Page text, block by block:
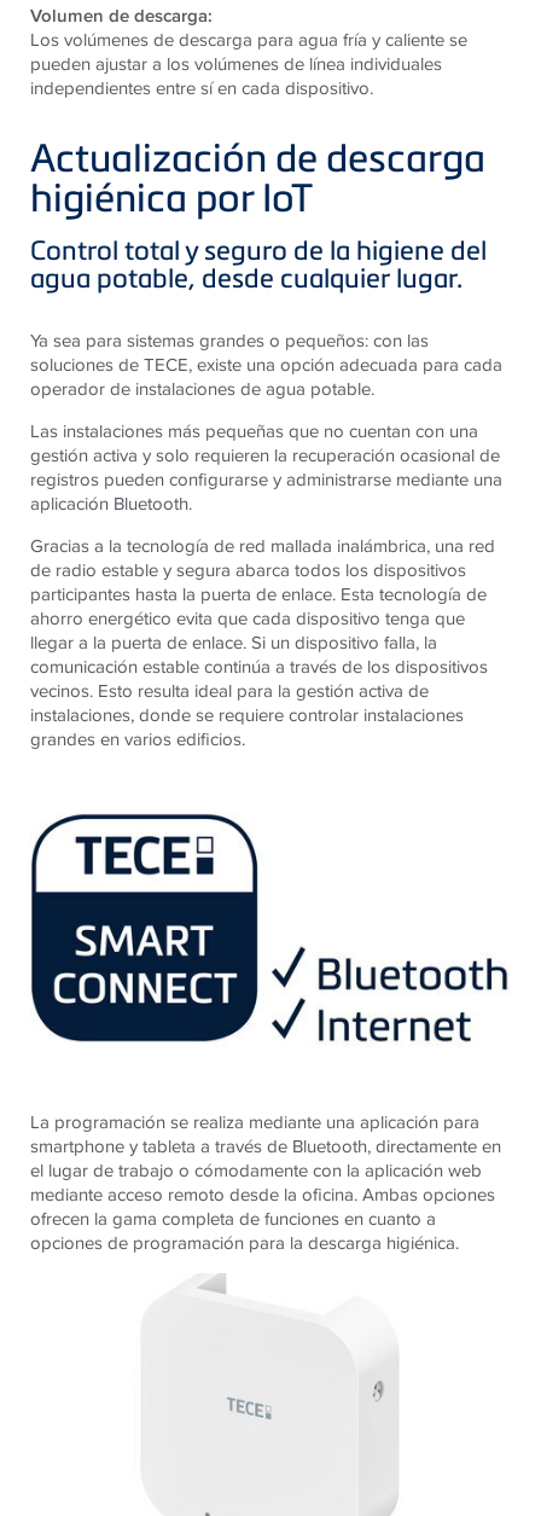
Volumen de descarga:
Los volúmenes de descarga para agua fría y caliente se
pueden ajustar a los volúmenes de línea individuales
independientes entre sí en cada dispositivo.
Actualización de descarga
higiénica por IoT
Control total y seguro de la higiene del
agua potable, desde cualquier lugar.
Ya sea para sistemas grandes o pequeños: con las
soluciones de TECE, existe una opción adecuada para cada
operador de instalaciones de agua potable.
Las instalaciones más pequeñas que no cuentan con una
gestión activa y solo requieren la recuperación ocasional de
registros pueden configurarse y administrarse mediante una
aplicación Bluetooth.
Gracias a la tecnología de red mallada inalámbrica, una red
de radio estable y segura abarca todos los dispositivos
participantes hasta la puerta de enlace. Esta tecnología de
ahorro energético evita que cada dispositivo tenga que
llegar a la puerta de enlace. Si un dispositivo falla, la
comunicación estable continúa a través de los dispositivos
vecinos. Esto resulta ideal para la gestión activa de
instalaciones, donde se requiere controlar instalaciones
grandes en varios edificios.
La programación se realiza mediante una aplicación para
smartphone y tableta a través de Bluetooth, directamente en
el lugar de trabajo o cómodamente con la aplicación web
mediante acceso remoto desde la oficina. Ambas opciones
ofrecen la gama completa de funciones en cuanto a
opciones de programación para la descarga higiénica.